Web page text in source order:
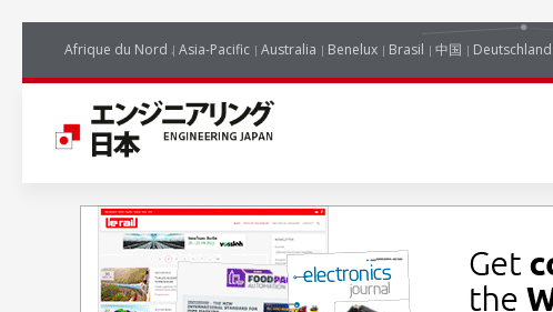
Afrique du Nord Asia-Pacific Australia Benelux Brasil 中国 Deutschland